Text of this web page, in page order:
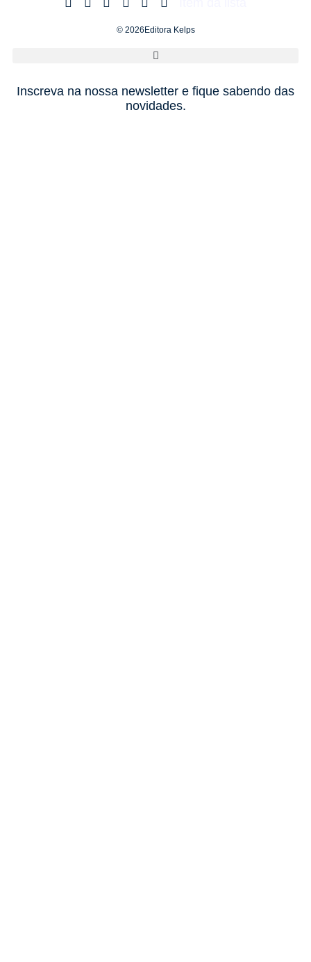
© 2026Editora Kelps
Inscreva na nossa newsletter e fique sabendo das
novidades.